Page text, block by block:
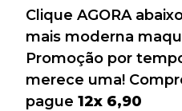
Clique AGORA
mais moderna
Promoção por
merece uma!
pague 12x 6,90